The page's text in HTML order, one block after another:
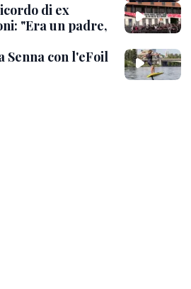
di ex
"Era un padre,
con l'eFoil